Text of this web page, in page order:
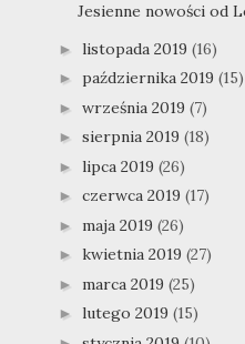
Jesienne nowości od
► listopada 2019 (16)
► października 2019 (15)
► września 2019 (7)
► sierpnia 2019 (18)
► lipca 2019 (26)
► czerwca 2019 (17)
► maja 2019 (26)
► kwietnia 2019 (27)
► marca 2019 (25)
► lutego 2019 (15)